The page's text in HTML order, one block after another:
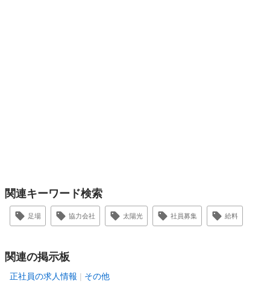
関連キーワード検索
足場 協力会社 太陽光 社員募集 給料
関連の掲示板
正社員の求人情報 その他